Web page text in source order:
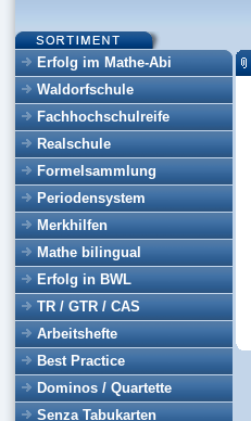
Erfolg im Mathe-Abi
Waldorfschule
Fachhochschulreife
Realschule
Formelsammlung
Periodensystem
Merkhilfen
Mathe bilingual
Erfolg in BWL
TR / GTR / CAS
Arbeitshefte
Best Practice
Dominos / Quartette
Senza Tabukarten